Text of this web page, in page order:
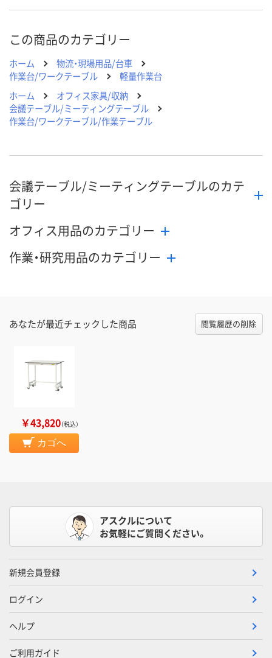
この商品のカテゴリー
ホーム
物流・現場用品/台車
作業台/ワークテーブル
軽量作業台
ホーム
オフィス家具/収納
会議テーブル/ミーティングテーブル
作業台/ワークテーブル/作業テーブル
会議テーブル/ミーティングテーブルのカテ
ゴリー
オフィス用品のカテゴリー
作業・研究用品のカテゴリー
あなたが最近チェックした商品 閲覧履歴の削除
￥43,820（税込）
カゴへ
アスクルについて
お気軽にご質問ください。
新規会員登録
ログイン
ヘルプ
ご利用ガイド